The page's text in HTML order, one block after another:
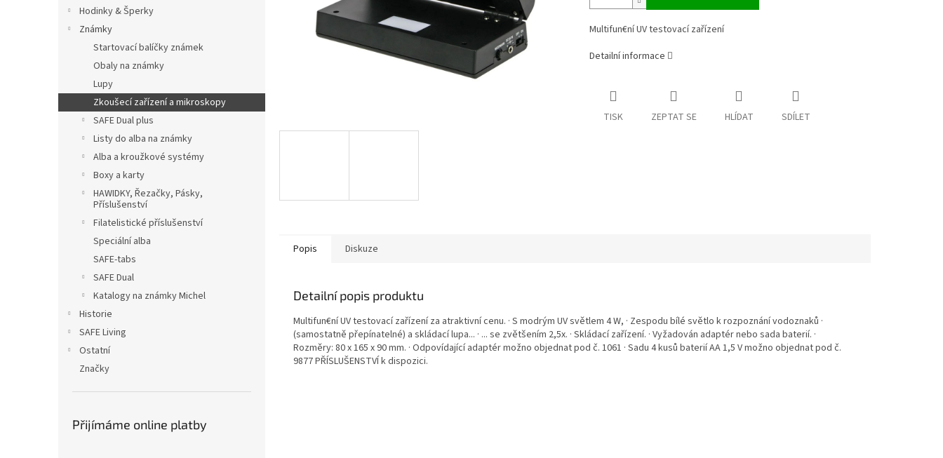
Hodinky & Šperky
Známky
Startovací balíčky známek
Obaly na známky
Lupy
Zkoušecí zařízení a mikroskopy
SAFE Dual plus
Listy do alba na známky
Alba a kroužkové systémy
Boxy a karty
HAWIDKY, Řezačky, Pásky,
Příslušenství
Filatelistické příslušenství
Speciální alba
SAFE-tabs
SAFE Dual
Katalogy na známky Michel
Historie
SAFE Living
Ostatní
Značky
Přijímáme online platby
Multifun€ní UV testovací zařízení
Detailní informace
TISK ZEPTAT SE HLÍDAT SDÍLET
Popis Diskuze
Detailní popis produktu
Multifun€ní UV testovací zařízení za atraktivní cenu. · S modrým UV světlem 4 W, · Zespodu bílé světlo k rozpoznání vodoznaků ·
(samostatně přepínatelné) a skládací lupa... · ... se zvětšením 2,5x. · Skládací zařízení. · Vyžadován adaptér nebo sada baterií. ·
Rozměry: 80 x 165 x 90 mm. · Odpovídající adaptér možno objednat pod č. 1061 · Sadu 4 kusů baterií AA 1,5 V možno objednat pod č.
9877 PŘÍSLUŠENSTVÍ k dispozici.